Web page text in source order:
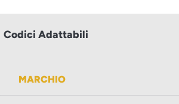
Codici Adattabili
MARCHIO